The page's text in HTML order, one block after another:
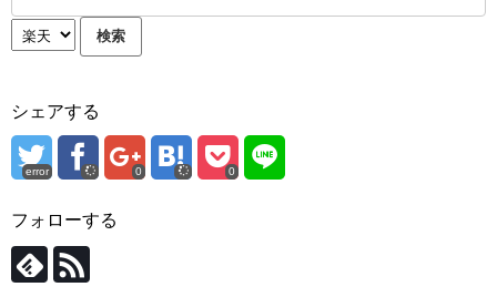
シェアする
error 0 0
フォローする